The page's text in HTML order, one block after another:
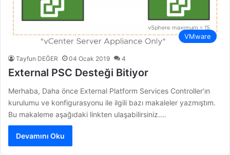
VMware
Tayfun DEĞER 04 Ocak 2019 4
External PSC Desteği Bitiyor
Merhaba, Daha önce External Platform Services Controller‘ın
kurulumu ve konfigurasyonu ile ilgili bazı makaleler yazmıştım.
Bu makaleme aşağıdaki linkten ulaşabilirsiniz.…
Devamını Oku